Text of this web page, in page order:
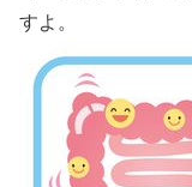
すよ。